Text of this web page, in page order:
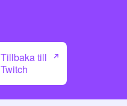
Tillbaka till
Twitch